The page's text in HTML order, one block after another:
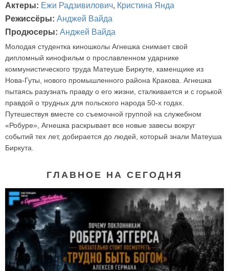
Актеры: Ежи Радзивилович, Кристина Янда
Режиссёры: Анджей Вайда
Продюсеры: Анджей Вайда
Молодая студентка киношколы Агнешка снимает свой
дипломный кинофильм о прославленном ударнике
коммунистического труда Матеуше Биркуте, каменщике из
Нова-Гуты, нового промышленного района Кракова. Агнешка
пытаясь разузнать правду о его жизни, сталкивается и с горькой
правдой о трудных для польского народа 50-х годах.
Путешествуя вместе со съемочной группой на служебном
«Робуре», Агнешка раскрывает все новые завесы вокруг
событий тех лет, добирается до людей, который знали Матеуша
Биркута.
ГЛАВНОЕ НА СЕГОДНЯ